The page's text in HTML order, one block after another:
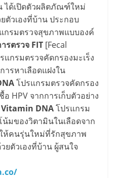
ได้เปิดตัวผลิตภัณฑ์ใหม่
ตัวเองที่บ้าน ประกอบ
กรมตรวจสุขภาพแบบองค์
รตรวจ FIT [Fecal
กรมตรวจคัดกรองมะเร็ง
ารหาเลือดแฝงใน
โปรแกรมตรวจคัดกรอง
HPV จากการเก็บตัวอย่าง
Vitamin DNAโปรแกรม
มของวิตามินในเลือดจาก
ห้คนรุ่นใหม่ที่รักสุขภาพ
ตัวเองที่บ้าน ผู้สนใจ